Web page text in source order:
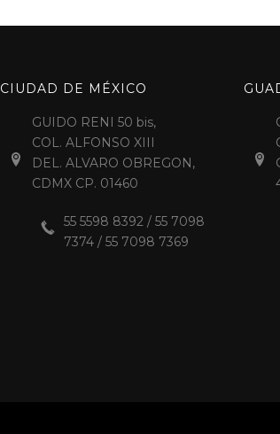
CIUDAD DE MÉXICO
GUIDO RENI 50 bis,
COL. ALFONSO XIII
DEL. ALVARO OBREGON,
CDMX CP. 01460
55 5598 8392 / 55 7098
7374 / 55 7098 7369